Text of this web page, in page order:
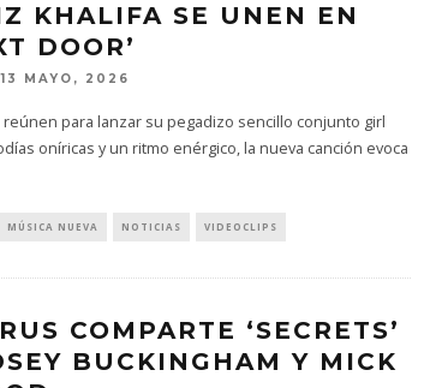
KHALIFA SE UNEN EN
DOOR’
13 MAYO, 2026
reúnen para lanzar su pegadizo sencillo conjunto girl
oníricas y un ritmo enérgico, la nueva canción evoca
MÚSICA NUEVA NOTICIAS VIDEOCLIPS
COMPARTE ‘SECRETS’
BUCKINGHAM Y MICK